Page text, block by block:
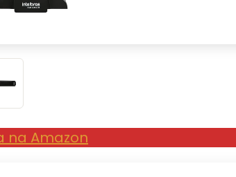
na Amazon